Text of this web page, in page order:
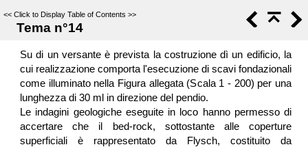
<< Click to Display Table of Contents >>
Tema n°14
Su di un versante è prevista la costruzione dì un edificio, la
cui realizzazione comporta l'esecuzione di scavi fondazionali
come illuminato nella Figura allegata (Scala 1 - 200) per una
lunghezza di 30 ml in direzione del pendio.
Le indagini geologiche eseguite in loco hanno permesso di
accertare che il bed-rock, sottostante alle coperture
superficiali è rappresentato da Flysch, costituito da